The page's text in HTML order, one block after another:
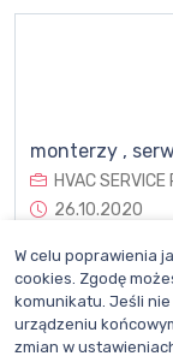
monterzy ,
HVAC
26.10.2020
W celu poprawienia
cookies. Zgodę
komunikatu. Jeśli
urządzeniu
zmian w